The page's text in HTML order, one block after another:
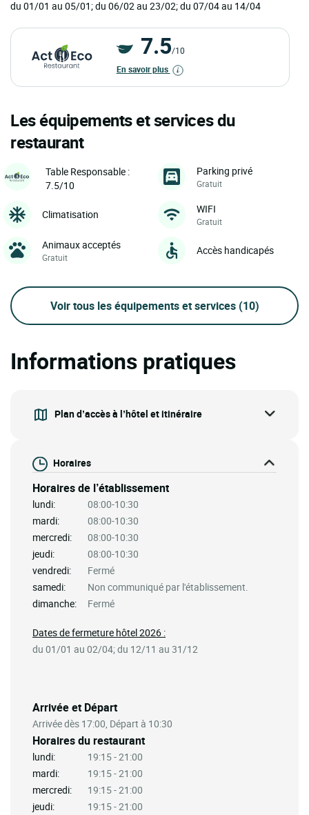
du 01/01 au 05/01; du 06/02 au 23/02; du 07/04 au 14/04
7.5/10
En savoir plus
Les équipements et services du
restaurant
Table Responsable :
7.5/10
Parking privé
Gratuit
Climatisation WIFI
Gratuit
Animaux acceptés
Gratuit
Accès handicapés
Voir tous les équipements et services (10)
Informations pratiques
Plan d’accès à l’hôtel et itinéraire
Horaires
Horaires de l’établissement
lundi:
08:00-10:30
mardi:
08:00-10:30
mercredi:
08:00-10:30
jeudi:
08:00-10:30
vendredi:
Fermé
samedi:
Non communiqué par l'établissement.
dimanche:
Fermé
Arrivée et Départ
Arrivée dès 17:00, Départ à 10:30
Horaires du restaurant
lundi:
19:15 - 21:00
mardi:
19:15 - 21:00
mercredi:
19:15 - 21:00
jeudi:
19:15 - 21:00
Dates de fermeture hôtel 2026 :
du 01/01 au 02/04; du 12/11 au 31/12